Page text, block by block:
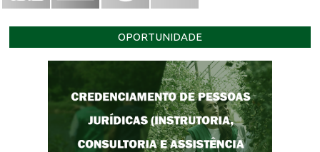
OPORTUNIDADE